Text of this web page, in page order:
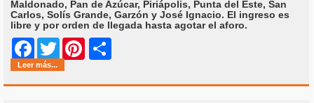
Maldonado, Pan de Azúcar, Piriápolis, Punta del Este, San
Carlos, Solís Grande, Garzón y José Ignacio. El ingreso es
libre y por orden de llegada hasta agotar el aforo.
Facebook
Twitter Pinterest
Leer más...